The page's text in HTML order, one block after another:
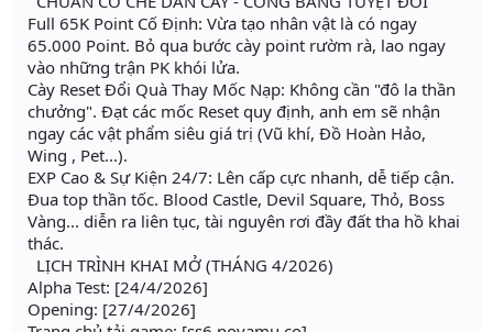
Full 65K Point Cố Định: Vừa tạo nhân vật là có ngay
65.000 Point. Bỏ qua bước cày point rườm rà, lao ngay
vào những trận PK khói lửa.
Cày Reset Đổi Quà Thay Mốc Nạp: Không cần "đô la thần
chưởng". Đạt các mốc Reset quy định, anh em sẽ nhận
ngay các vật phẩm siêu giá trị (Vũ khí, Đồ Hoàn Hảo,
Wing , Pet...).
EXP Cao & Sự Kiện 24/7: Lên cấp cực nhanh, dễ tiếp cận.
Đua top thần tốc. Blood Castle, Devil Square, Thỏ, Boss
Vàng... diễn ra liên tục, tài nguyên rơi đầy đất tha hồ khai
thác.
LỊCH TRÌNH KHAI MỞ (THÁNG 4/2026)
Alpha Test: [24/4/2026]
Opening: [27/4/2026]